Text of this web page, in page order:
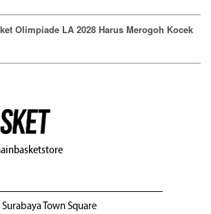
Olimpiade LA 2028 Harus Merogoh Kocek
Town Square